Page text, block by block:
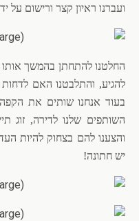
ועברנו ראיון קצר ורישום על
החלטנו להתחתן בהמשך
להגיע, והתלבטנו האם
בעוד אנחנו שותים את
השותפים שלנו לדירה, זוג
והצענו להם בצחוק להיות
יש חתונה!